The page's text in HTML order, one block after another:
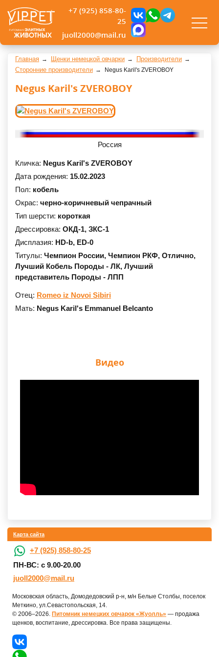
+7 (925) 858-80-
25
juoll2000@mail.ru
Главная Щенки немецкой овчарки
Производители
Сторонние производители
Negus Karil's ZVEROBOY
Negus Karil's ZVEROBOY
Россия
Кличка: Negus Karil's ZVEROBOY
Дата рождения: 15.02.2023
Пол: кобель
Окрас: черно-коричневый чепрачный
Тип шерсти: короткая
Дрессировка: ОКД-1, ЗКС-1
Дисплазия: HD-b, ED-0
Титулы: Чемпион России, Чемпион РКФ, Отлично,
Лучший Кобель Породы - ЛК, Лучший
представитель Породы - ЛПП
Отец: Romeo iz Novoi Sibiri
Мать: Negus Karil's Emmanuel Belcanto
Видео
Карта сайта
+7 (925) 858-80-25
ПН-ВС: с 9.00-20.00
juoll2000@mail.ru
Московская область, Домодедовский р-н, м/н Белые Столбы, поселок
Меткино, ул.Севастопольская, 14.
© 2006–2026. Питомник немецких овчарок «Жуолль» — продажа
щенков, воспитание, дрессировка. Все права защищены.